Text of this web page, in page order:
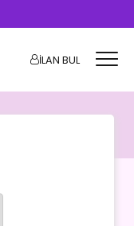
İLAN BUL